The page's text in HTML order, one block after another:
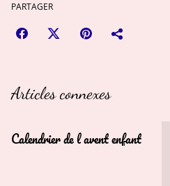
PARTAGER
Articles connexes
Calendrier de l avent enfant